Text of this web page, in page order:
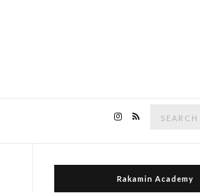
Rakamin Academy